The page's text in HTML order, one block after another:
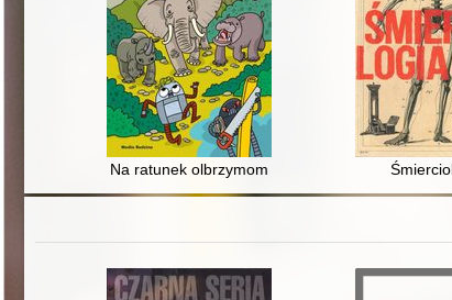
Na ratunek olbrzymom